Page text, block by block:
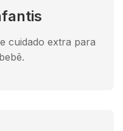
cuidado extra para